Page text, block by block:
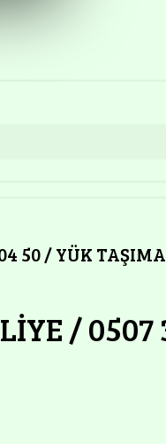
50 / YÜK TAŞIMA
/ 0507